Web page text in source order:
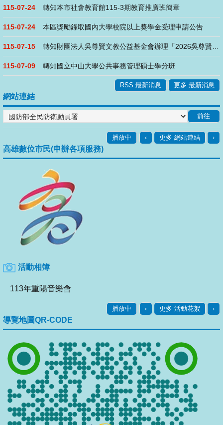
115-07-24 轉知本市社會教育館115-3期教育推廣班簡章
115-07-24 本區獎勵錄取國內大學校院以上獎學金受理申請公告
115-07-15
115-07-09 轉知國立中山大學公共事務管理碩士學分班
RSS 最新消息 更多 最新消息
網站連結
播放中 ‹ 更多 網站連結 ›
高雄數位市民(申辦各項服務)
活動相簿
113年重陽音樂會
播放中 ‹ 更多 活動花絮 ›
導覽地圖QR-CODE